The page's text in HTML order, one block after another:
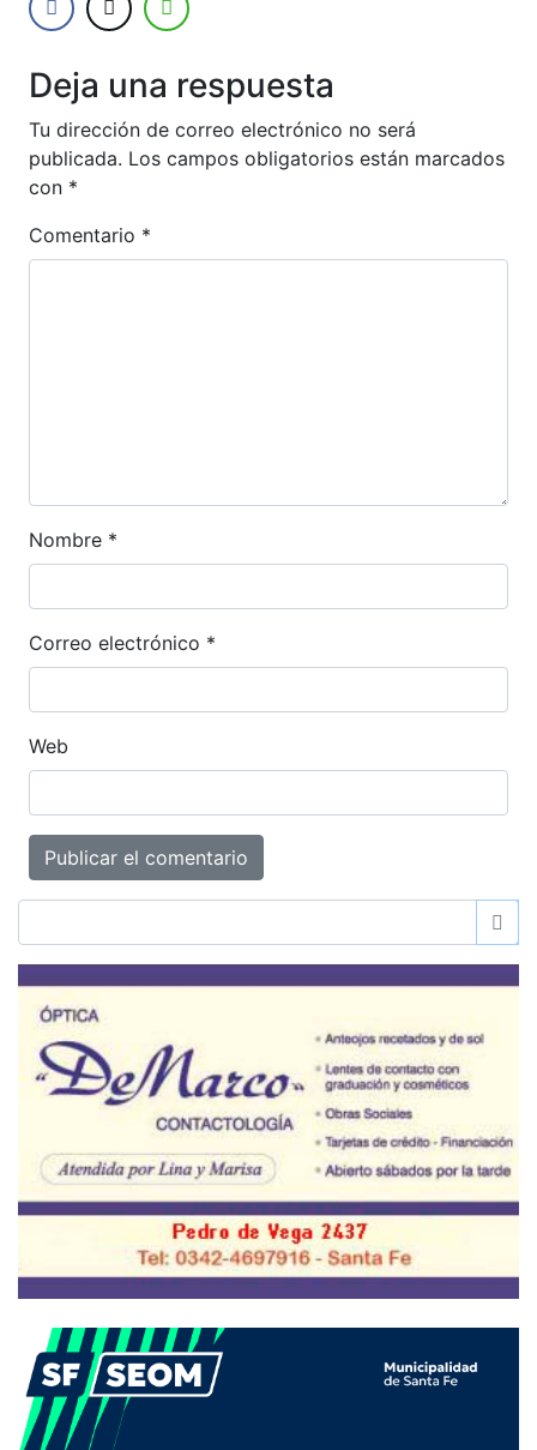
Deja una respuesta
Tu dirección de correo electrónico no será
publicada. Los campos obligatorios están marcados
con *
Comentario *
Nombre *
Correo electrónico *
Web